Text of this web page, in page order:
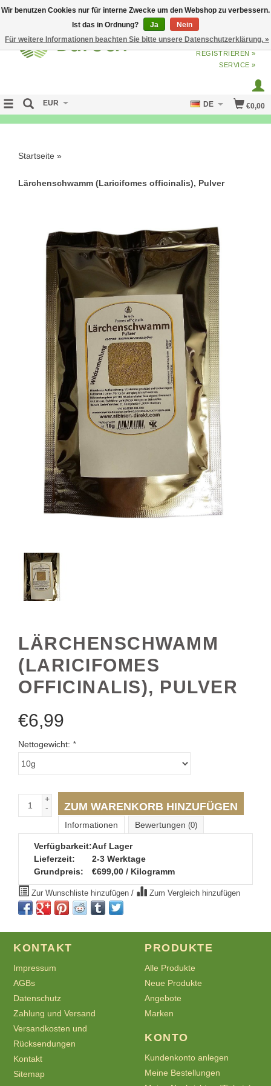
ANMELDENODERJETZT
REGISTRIEREN »
SERVICE »
€0,00
EUR DE
Startseite »
Lärchenschwamm (Laricifomes officinalis), Pulver
LÄRCHENSCHWAMM
(LARICIFOMES
OFFICINALIS), PULVER
€6,99
Nettogewicht: *
+
-
ZUM WARENKORB HINZUFÜGEN
Informationen Bewertungen (0)
Verfügbarkeit:Auf Lager
Lieferzeit:
2-3 Werktage
Grundpreis:
€699,00 / Kilogramm
Zur Wunschliste hinzufügen / Zum Vergleich hinzufügen
KONTAKT
Impressum
AGBs
Datenschutz
Zahlung und Versand
Versandkosten und
Rücksendungen
Kontakt
Sitemap
PRODUKTE
Alle Produkte
Neue Produkte
Angebote
Marken
KONTO
Kundenkonto anlegen
Meine Bestellungen
Wir benutzen Cookies nur für interne Zwecke um den Webshop zu verbessern.
Ist das in Ordnung?
Ja
Nein
Für weitere Informationen beachten Sie bitte unsere Datenschutzerklärung. »